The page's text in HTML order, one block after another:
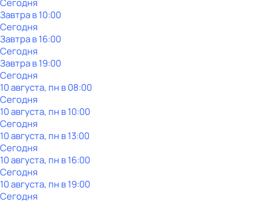
Сегодня
Завтра в 10:00
Сегодня
Завтра в 16:00
Сегодня
Завтра в 19:00
Сегодня
10 августа, пн в 08:00
Сегодня
10 августа, пн в 10:00
Сегодня
10 августа, пн в 13:00
Сегодня
10 августа, пн в 16:00
Сегодня
10 августа, пн в 19:00
Сегодня